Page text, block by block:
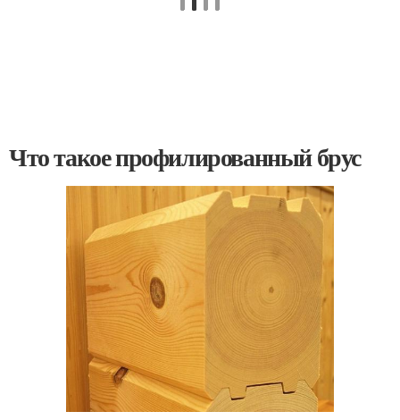
Что такое профилированный брус